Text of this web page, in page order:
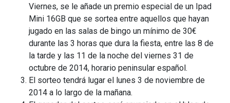
Viernes, se le añade un premio especial de un Ipad
Mini 16GB que se sortea entre aquellos que hayan
jugado en las salas de bingo un mínimo de 30€
durante las 3 horas que dura la fiesta, entre las 8 de
la tarde y las 11 de la noche del viernes 31 de
octubre de 2014, horario peninsular español.
El sorteo tendrá lugar el lunes 3 de noviembre de
2014 a lo largo de la mañana.